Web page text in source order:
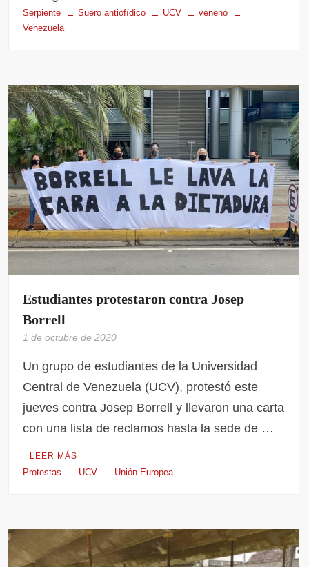
Serpiente Suero antiofídico UCV
veneno
Venezuela
Estudiantes protestaron contra Josep
Borrell
1 de octubre de 2020
Un grupo de estudiantes de la Universidad
Central de Venezuela (UCV), protestó este
jueves contra Josep Borrell y llevaron una carta
con una lista de reclamos hasta la sede de …
LEER MÁS
Protestas UCV Unión Europea